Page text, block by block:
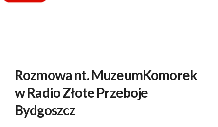
Rozmowa nt. MuzeumKomorek
w Radio Złote Przeboje
Bydgoszcz